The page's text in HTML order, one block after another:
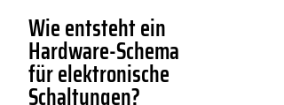
Wie entsteht ein
Hardware-Schema
für elektronische
Schaltungen?